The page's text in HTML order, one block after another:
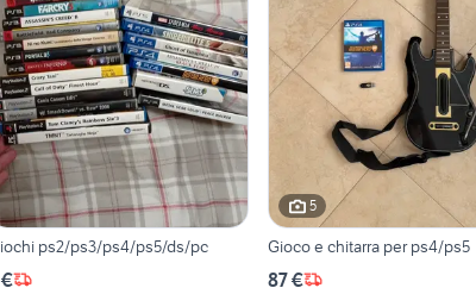
ps2/ps3/ps4/ps5/ds/pc
5
Gioco e chitarra per ps4/ps5
87 €